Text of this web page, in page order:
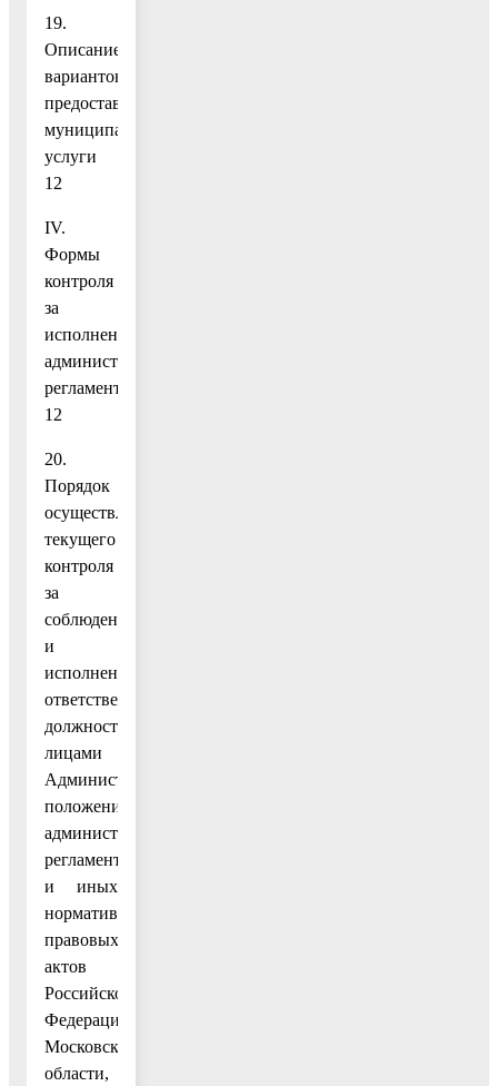
19.
Описание
вариантов
предоставления
муниципальной
услуги
12
IV.
Формы
контроля
за
исполнением
административного
регламента
12
20.
Порядок
осуществления
текущего
контроля
за
соблюдением
и
исполнением
ответственными
должностными
лицами
Администрации
положений
административного
регламента
и иных
нормативных
правовых
актов
Российской
Федерации,
Московской
области,